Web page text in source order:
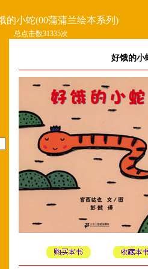
的小蛇(00蒲蒲兰绘本系列)
总点击数31335次
好饿的小